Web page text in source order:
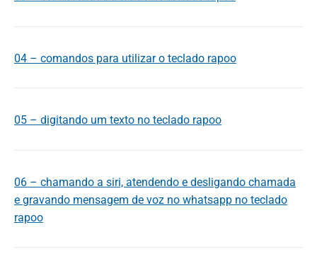
04 – comandos para utilizar o teclado rapoo
05 – digitando um texto no teclado rapoo
06 – chamando a siri, atendendo e desligando chamada
e gravando mensagem de voz no whatsapp no teclado
rapoo